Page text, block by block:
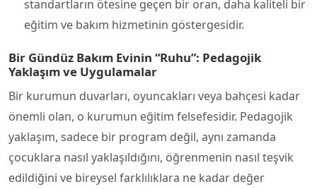
standartların ötesine geçen bir oran, daha kaliteli bir
eğitim ve bakım hizmetinin göstergesidir.
Bir Gündüz Bakım Evinin “Ruhu”: Pedagojik
Yaklaşım ve Uygulamalar
Bir kurumun duvarları, oyuncakları veya bahçesi kadar
önemli olan, o kurumun eğitim felsefesidir. Pedagojik
yaklaşım, sadece bir program değil, aynı zamanda
çocuklara nasıl yaklaşıldığını, öğrenmenin nasıl teşvik
edildiğini ve bireysel farklılıklara ne kadar değer